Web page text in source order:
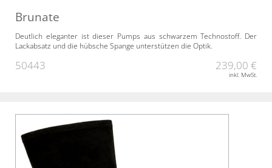
Brunate
Deutlich eleganter ist dieser Pumps aus schwarzem Technostoff. Der
Lackabsatz und die hübsche Spange unterstützen die Optik.
50443 239,00 €
inkl. MwSt.